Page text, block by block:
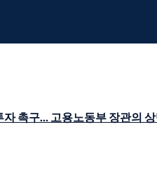
촉구… 고용노동부 장관의